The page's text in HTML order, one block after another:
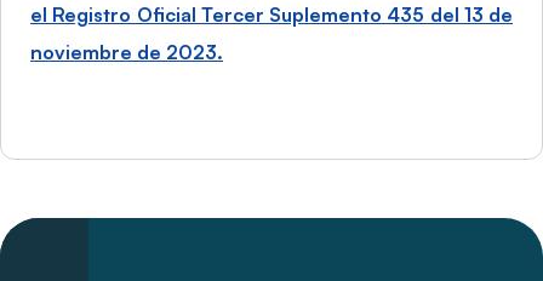
el Registro Oficial Tercer Suplemento 435 del 13 de
noviembre de 2023.